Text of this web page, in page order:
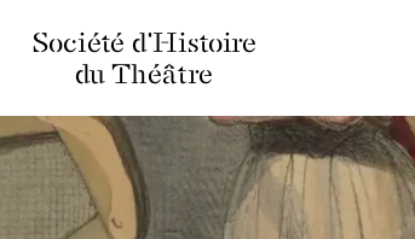
Société d'Histoire
du Théâtre